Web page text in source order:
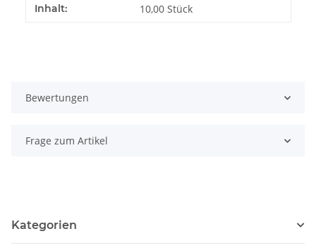
Produkteigenschaft
Wert
Inhalt: 10,00 Stück
Bewertungen
Frage zum Artikel
Kategorien